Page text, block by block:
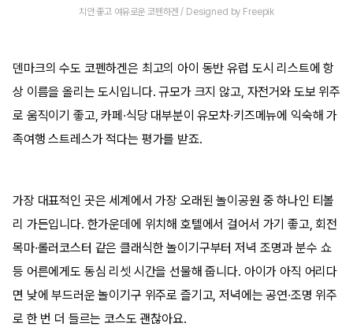
치안 좋고 여유로운 코펜하겐 / Designed by Freepik
덴마크의 수도 코펜하겐은 최고의 아이 동반 유럽 도시 리스트에 항
상 이름을 올리는 도시입니다. 규모가 크지 않고, 자전거와 도보 위주
로 움직이기 좋고, 카페·식당 대부분이 유모차·키즈메뉴에 익숙해 가
족여행 스트레스가 적다는 평가를 받죠.
가장 대표적인 곳은 세계에서 가장 오래된 놀이공원 중 하나인 티볼
리 가든입니다. 한가운데에 위치해 호텔에서 걸어서 가기 좋고, 회전
목마·롤러코스터 같은 클래식한 놀이기구부터 저녁 조명과 분수 쇼
등 어른에게도 동심 리셋 시간을 선물해 줍니다. 아이가 아직 어리다
면 낮에 부드러운 놀이기구 위주로 즐기고, 저녁에는 공연·조명 위주
로 한 번 더 들르는 코스도 괜찮아요.